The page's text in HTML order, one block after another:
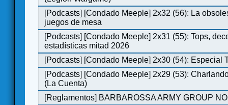
[Podcasts] [Condado Meeple] 2x32 (56): La
juegos de mesa
[Podcasts] [Condado Meeple] 2x31 (55): Tops,
estadísticas mitad 2026
[Podcasts] [Condado Meeple] 2x30 (54): Especial
[Podcasts] [Condado Meeple] 2x29 (53):
(La Cuenta)
[Reglamentos] BARBAROSSA ARMY GROUP